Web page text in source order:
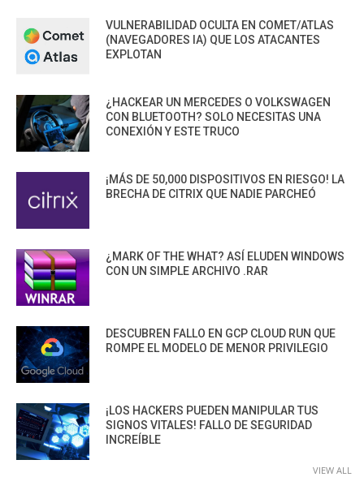
VULNERABILIDAD OCULTA EN COMET/ATLAS
(NAVEGADORES IA) QUE LOS ATACANTES
EXPLOTAN
¿HACKEAR UN MERCEDES O VOLKSWAGEN
CON BLUETOOTH? SOLO NECESITAS UNA
CONEXIÓN Y ESTE TRUCO
¡MÁS DE 50,000 DISPOSITIVOS EN RIESGO! LA
BRECHA DE CITRIX QUE NADIE PARCHEÓ
¿MARK OF THE WHAT? ASÍ ELUDEN WINDOWS
CON UN SIMPLE ARCHIVO .RAR
DESCUBREN FALLO EN GCP CLOUD RUN QUE
ROMPE EL MODELO DE MENOR PRIVILEGIO
¡LOS HACKERS PUEDEN MANIPULAR TUS
SIGNOS VITALES! FALLO DE SEGURIDAD
INCREÍBLE
VIEW ALL